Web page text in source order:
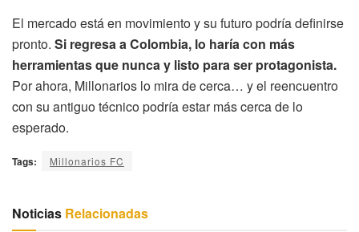
El mercado está en movimiento y su futuro podría definirse
pronto. Si regresa a Colombia, lo haría con más
herramientas que nunca y listo para ser protagonista.
Por ahora, Millonarios lo mira de cerca… y el reencuentro
con su antiguo técnico podría estar más cerca de lo
esperado.
Tags: Millonarios FC
Noticias Relacionadas